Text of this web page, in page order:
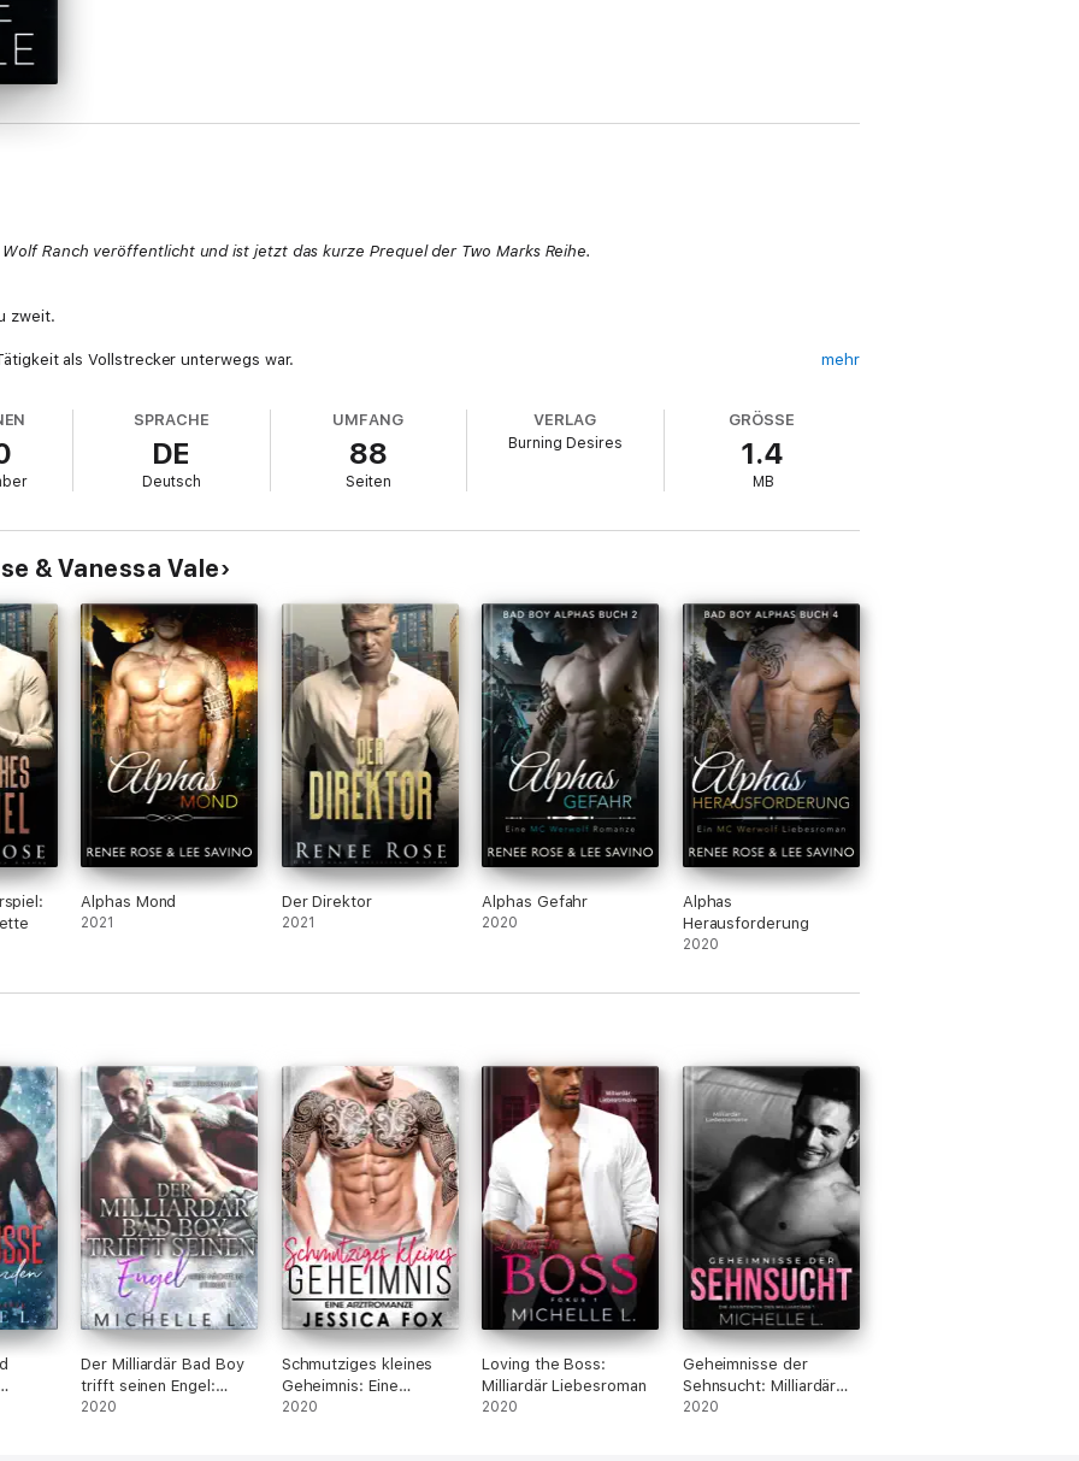
Ranch veröffentlicht und ist jetzt das kurze Prequel der Two Marks Reihe.
zweit.
als Vollstrecker unterwegs war.
unsere Gefährtin.
Versohlen und verschlingen.
mit ihr zu gründen.
sie zu uns gehört.
mehr
SPRACHE
DE
Deutsch
UMFANG
88
Seiten
VERLAG
Burning Desires
GRÖSSE
1.4
MB
& Vanessa Vale
Alphas Mond
2021
Der Direktor
2021
Alphas Gefahr
2020
Alphas
Herausforderung
2020
Der Milliardär Bad Boy
trifft seinen Engel:
Biker Liebesromane
2020
Schmutziges kleines
Geheimnis: Eine
Arztromanze
2020
Loving the Boss:
Milliardär Liebesroman
2020
Geheimnisse der
Sehnsucht: Milliardär
Liebesromane
2020